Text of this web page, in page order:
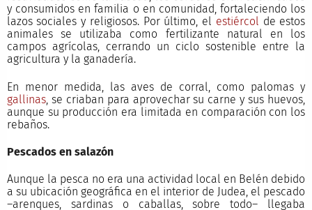
y consumidos en familia o en comunidad, fortaleciendo los
lazos sociales y religiosos. Por último, el estiércol de estos
animales se utilizaba como fertilizante natural en los
campos agrícolas, cerrando un ciclo sostenible entre la
agricultura y la ganadería.
En menor medida, las aves de corral, como palomas y
gallinas, se criaban para aprovechar su carne y sus huevos,
aunque su producción era limitada en comparación con los
rebaños.
Pescados en salazón
Aunque la pesca no era una actividad local en Belén debido
a su ubicación geográfica en el interior de Judea, el pescado
–arenques, sardinas o caballas, sobre todo– llegaba